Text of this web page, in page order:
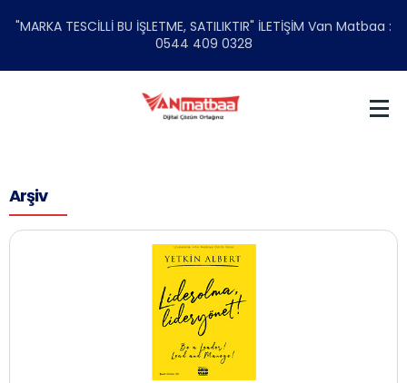
"MARKA TESCİLLİ BU İŞLETME, SATILIKTIR" İLETİŞİM Van Matbaa :
0544 409 0328
Arşiv